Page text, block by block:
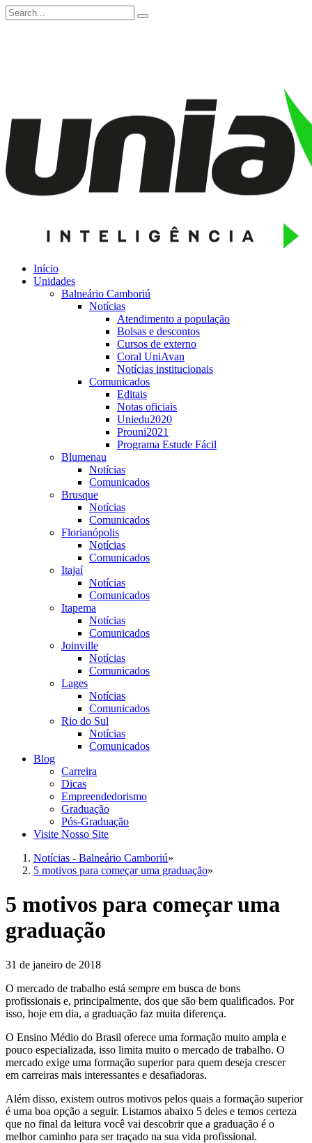
Início
Unidades
Balneário Camboriú
Notícias
Atendimento a população
Bolsas e descontos
Cursos de externo
Coral UniAvan
Notícias institucionais
Comunicados
Editais
Notas oficiais
Uniedu2020
Prouni2021
Programa Estude Fácil
Blumenau
Notícias
Comunicados
Brusque
Notícias
Comunicados
Florianópolis
Notícias
Comunicados
Itajaí
Notícias
Comunicados
Itapema
Notícias
Comunicados
Joinville
Notícias
Comunicados
Lages
Notícias
Comunicados
Rio do Sul
Notícias
Comunicados
Blog
Carreira
Dicas
Empreendedorismo
Graduação
Pós-Graduação
Visite Nosso Site
Notícias - Balneário Camboriú»
5 motivos para começar uma graduação»
5 motivos para começar uma
graduação
31 de janeiro de 2018
O mercado de trabalho está sempre em busca de bons
profissionais e, principalmente, dos que são bem qualificados. Por
isso, hoje em dia, a graduação faz muita diferença.
O Ensino Médio do Brasil oferece uma formação muito ampla e
pouco especializada, isso limita muito o mercado de trabalho. O
mercado exige uma formação superior para quem deseja crescer
em carreiras mais interessantes e desafiadoras.
Além disso, existem outros motivos pelos quais a formação superior
é uma boa opção a seguir. Listamos abaixo 5 deles e temos certeza
que no final da leitura você vai descobrir que a graduação é o
melhor caminho para ser traçado na sua vida profissional.